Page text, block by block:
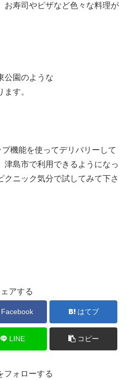
お寿司やピザなど色々な料理が
公園のような
す。
機能を使ってデリバリーして
津島市で利用できるようになっ
クニック気分で試してみて下さ
アする
Facebook はてブ
LINE コピー
フォローする